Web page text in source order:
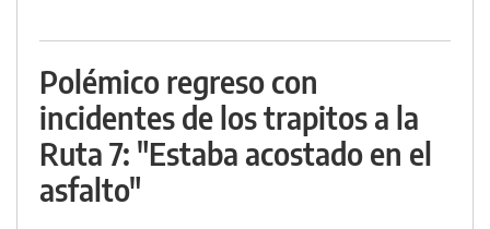
Polémico regreso con
incidentes de los trapitos a la
Ruta 7: "Estaba acostado en el
asfalto"